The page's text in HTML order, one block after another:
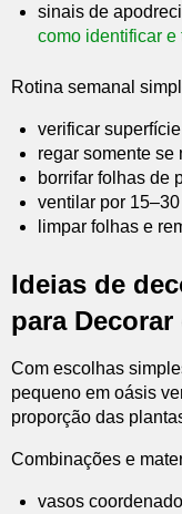
sinais de
como identificar e
Rotina semanal
verificar
regar somente se
borrifar folhas de
ventilar por
limpar folhas e
Ideias de
para
Com escolhas
pequeno em oásis
proporção das
Combinações e
vasos